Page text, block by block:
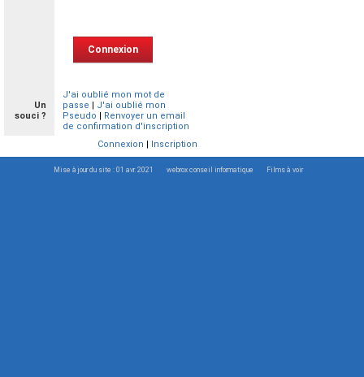
Un
souci ?
J'ai oublié mon mot de
passe | J'ai oublié mon
Pseudo | Renvoyer un email
de confirmation d'inscription
Connexion | Inscription
Mise à jour du site : 01 avr. 2021 webrox conseil informatique Films à voir